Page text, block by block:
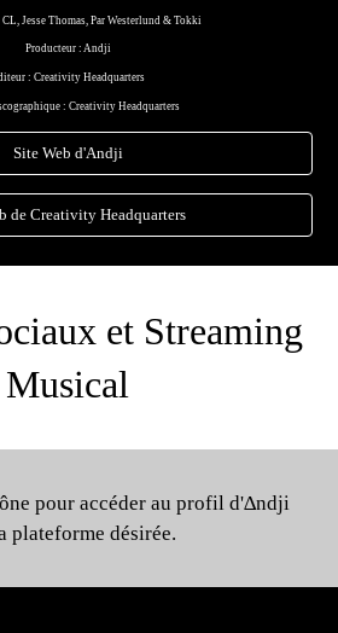
Jesse Thomas, Par Westerlund & Tokki
Producteur : Andji
: Creativity Headquarters
: Creativity Headquarters
Site Web d'Andji
de Creativity Headquarters
et Streaming
Musical
pour accéder au profil d'∆ndji
plateforme désirée.